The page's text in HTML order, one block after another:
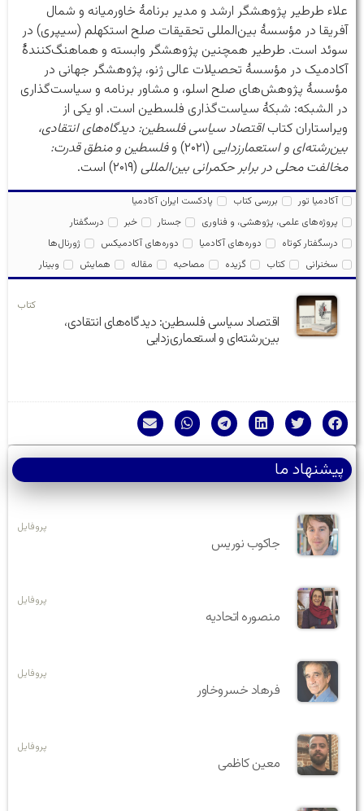
علاء طرطیر پژوهشگر ارشد و مدیر برنامهٔ خاورمیانه و شمال
آفریقا در مؤسسهٔ بین‌المللی تحقیقات صلح استکهلم (سیپری) در
سوئد است. طرطیر همچنین پژوهشگر وابسته و هماهنگ‌کنندهٔ
آکادمیک در مؤسسهٔ تحصیلات عالی ژنو، پژوهشگر جهانی در
مؤسسهٔ پژوهش‌های صلح اسلو، و مشاور برنامه و سیاست‌گذاری
در الشبکه: شبکهٔ سیاست‌گذاری فلسطین است. او یکی از
ویراستاران کتاباقتصاد سیاسی فلسطین: دیدگاه‌های انتقادی،
بین‌رشته‌ای و استعمارزدایی (۲۰۲۱) و
فلسطین و منطق قدرت:
مخالفت محلی در برابر حکمرانی بین‌المللی (۲۰۱۹) است.
آکادمیا تور بررسی کتاب
پادکست ایران آکادمیا
پروژه‌های علمی، پژوهشی، و فناوری
جستار خبر
درسگفتار
درسگفتار کوتاه
دوره‌های آکادمیا دوره‌های آکادمیکس
ژورنال‌ها
سخنرانی
کتاب گزیده مصاحبه مقاله همایش وبینار
کتاب
اقتصاد سیاسی فلسطین: دیدگاه‌های انتقادی،
بین‌رشته‌ای و استعماری‌زدایی
پیشنهاد ما
پروفایل
جاکوب نوریس
پروفایل
منصوره اتحادیه
پروفایل
فرهاد خسروخاور
پروفایل
معین کاظمی